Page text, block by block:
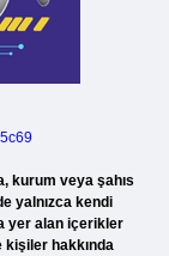
kurum veya şahıs
yalnızca kendi
yer alan içerikler
kişiler hakkında